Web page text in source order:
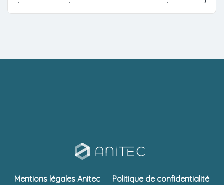
Mentions légales Anitec
Politique de confidentialité